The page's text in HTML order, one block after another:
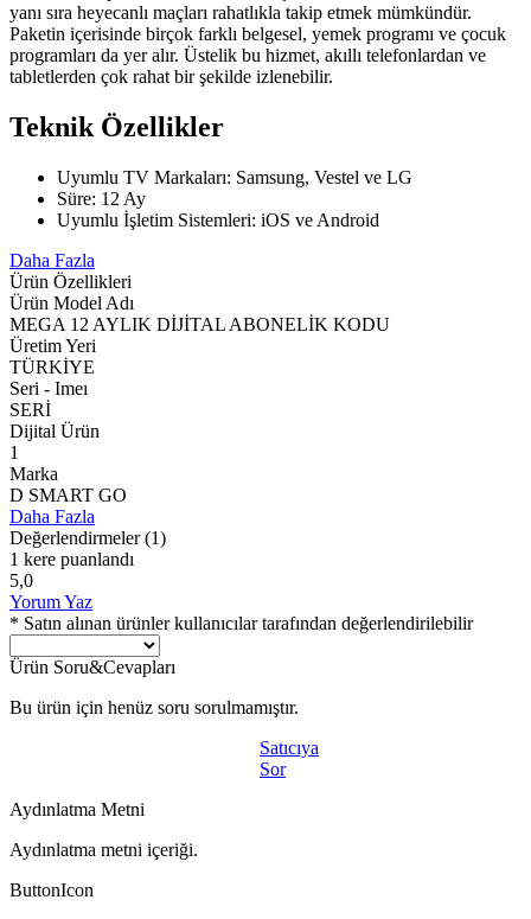
yanı sıra heyecanlı maçları rahatlıkla takip etmek mümkündür.
Paketin içerisinde birçok farklı belgesel, yemek programı ve çocuk
programları da yer alır. Üstelik bu hizmet, akıllı telefonlardan ve
tabletlerden çok rahat bir şekilde izlenebilir.
Teknik Özellikler
Uyumlu TV Markaları: Samsung, Vestel ve LG
Süre: 12 Ay
Uyumlu İşletim Sistemleri: iOS ve Android
Daha Fazla
Ürün Özellikleri
Ürün Model Adı
MEGA 12 AYLIK DİJİTAL ABONELİK KODU
Üretim Yeri
TÜRKİYE
Seri - Imeı
SERİ
Dijital Ürün
1
Marka
D SMART GO
Daha Fazla
Değerlendirmeler (1)
1 kere puanlandı
5,0
Yorum Yaz
* Satın alınan ürünler kullanıcılar tarafından değerlendirilebilir
Ürün Soru&Cevapları
Bu ürün için henüz soru sorulmamıştır.
Satıcıya
Sor
Aydınlatma Metni
Aydınlatma metni içeriği.
ButtonIcon